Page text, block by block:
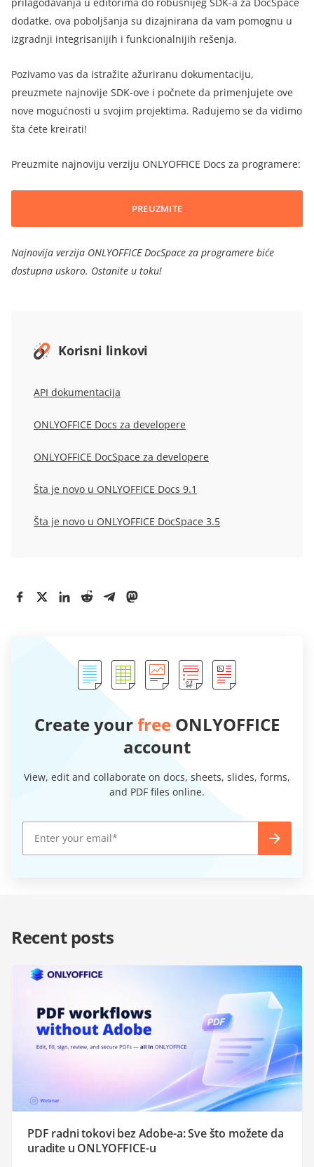
dodatke, ova poboljšanja su dizajnirana da vam pomognu u
izgradnji integrisanijih i funkcionalnijih rešenja.
Pozivamo vas da istražite ažuriranu dokumentaciju,
preuzmete najnovije SDK-ove i počnete da primenjujete ove
nove mogućnosti u svojim projektima. Radujemo se da vidimo
šta ćete kreirati!
Preuzmite najnoviju verziju ONLYOFFICE Docs za programere:
PREUZMITE
Najnovija verzija ONLYOFFICE DocSpace za programere biće
dostupna uskoro. Ostanite u toku!
Korisni linkovi
API dokumentacija
ONLYOFFICE Docs za developere
ONLYOFFICE DocSpace za developere
Šta je novo u ONLYOFFICE Docs 9.1
Šta je novo u ONLYOFFICE DocSpace 3.5
Create yourfree ONLYOFFICE
account
View, edit and collaborate on docs, sheets, slides, forms,
and PDF files online.
Recent posts
PDF radni tokovi bez Adobe-a: Sve što možete da
uradite u ONLYOFFICE-u